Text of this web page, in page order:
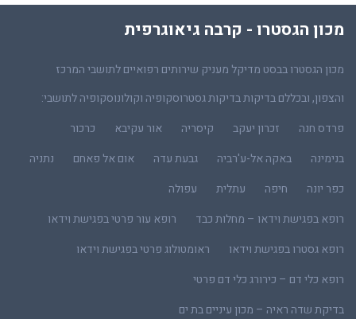
מכון הגסטרו - קרבה גיאוגרפית
מכון הגסטרו בבסט מדיקל מעניק שירותים רפואיים לתושבי המרכז
והצפון, ובכללם בדיקות בדיקות גסטרוסקופיה וקולונוסקופיה לתושבי:
פרדס חנה
זכרון יעקב קיסריה אור עקיבא
כרכור
בנימינה
באקה אל-ע'רביה גבעת עדה אום אל פאחם
נתניה
כפר יונה
חיפה עתלית
עפולה
רופא בפגישת וידאו – מחלות כבד
רופא עור פרטי בפגישת וידאו
רופא גסטרו בפגישת וידאו
ראומטולוג פרטי בפגישת וידאו
רופא כלי דם – כירורג כלי דם פרטי
בדיקת שדה ראיה – מכון עיניים בת ים